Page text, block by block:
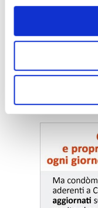
solo i cookie
〉 Notizie